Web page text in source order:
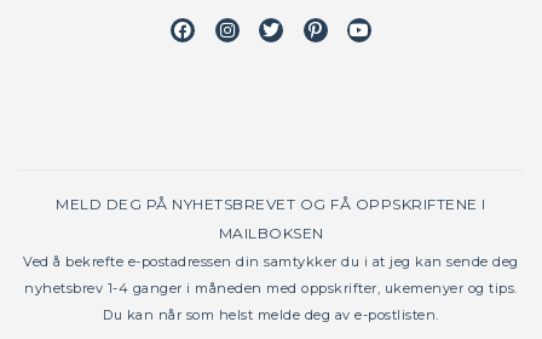
FacebookInstagram
TwitterPinterestYoutube
MELD DEG PÅ NYHETSBREVET OG FÅ OPPSKRIFTENE I
MAILBOKSEN
Ved å bekrefte e-postadressen din samtykker du i at jeg kan sende deg
nyhetsbrev 1-4 ganger i måneden med oppskrifter, ukemenyer og tips.
Du kan når som helst melde deg av e-postlisten.